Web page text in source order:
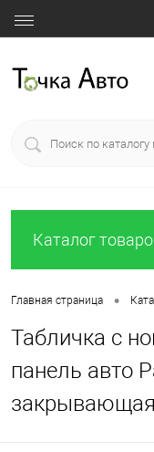
Каталог
Главная страница •
Табличка с
панель авто